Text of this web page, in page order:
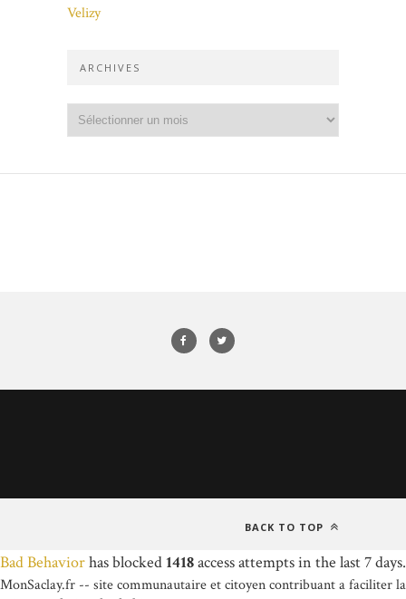
Velizy
ARCHIVES
BACK TO TOP
Bad Behaviorhas blocked1418access attempts in the last 7 days.
MonSaclay.fr -- site communautaire et citoyen contribuant a faciliter la